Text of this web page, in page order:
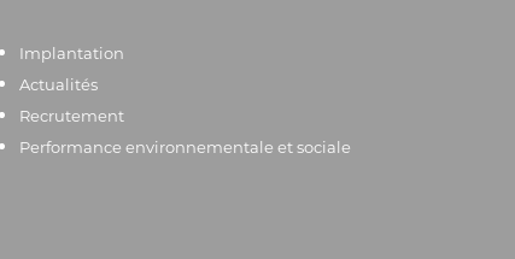
Implantation
Actualités
Recrutement
Performance environnementale et sociale